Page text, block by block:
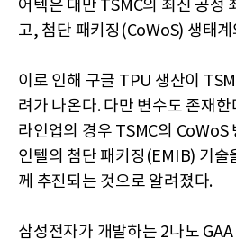
어텍은 대만 TSMC의 최신 공정
고, 첨단 패키징(CoWoS) 생태
이로 인해 구글 TPU 생산이
려가 나온다. 다만 변수도 존재
라인업의 경우 TSMC의 CoWoS
인텔의 첨단 패키징(EMIB) 기술
께 추진되는 것으로 알려졌다.
삼성전자가 개발하는 2나노